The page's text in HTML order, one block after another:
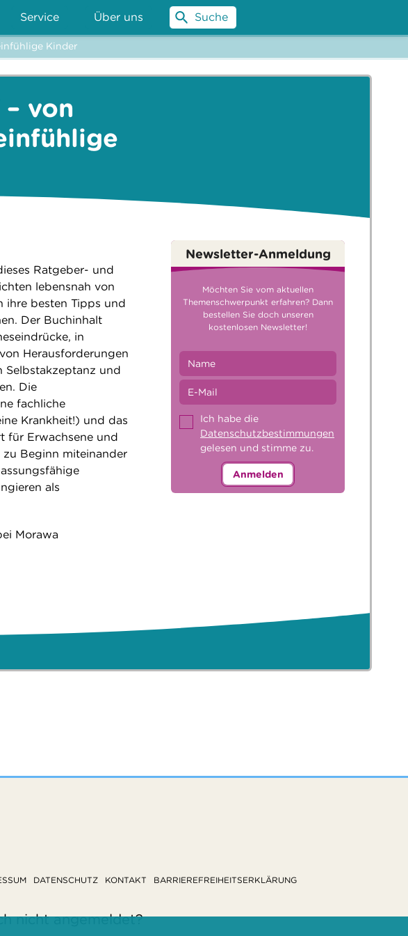
Service Über uns Suche
Kinder
von
Ratgeber- und
lebensnah von
ihre besten Tipps und
Der Buchinhalt
in
Herausforderungen
Selbstakzeptanz und
Die
fachliche
Krankheit!) und das
für Erwachsene und
Beginn miteinander
als
Morawa
Newsletter-Anmeldung
Möchten Sie vom aktuellen
Themenschwerpunkt erfahren? Dann
bestellen Sie doch unseren
kostenlosen Newsletter!
Ich habe die
Datenschutzbestimmungen
gelesen und stimme zu.
Anmelden
DATENSCHUTZ KONTAKT BARRIEREFREIHEITSERKLÄRUNG
nicht angemeldet?